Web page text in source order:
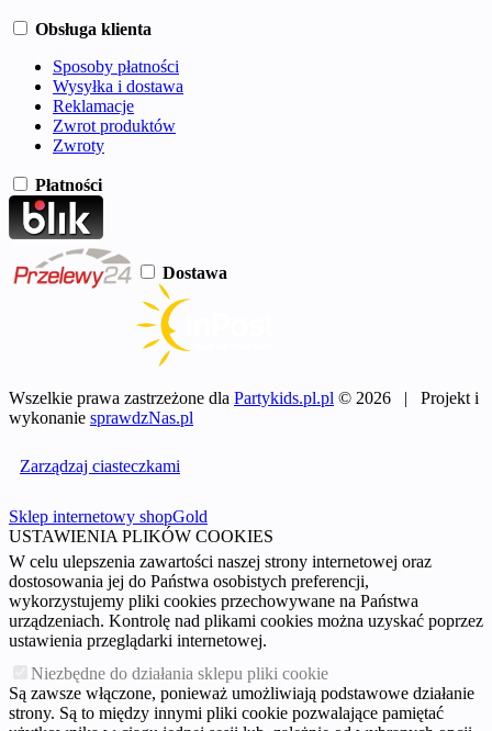
Obsługa klienta
Sposoby płatności
Wysyłka i dostawa
Reklamacje
Zwrot produktów
Zwroty
Płatności
Dostawa
Wszelkie prawa zastrzeżone dla Partykids.pl.pl © 2026 | Projekt i
wykonanie sprawdzNas.pl
Zarządzaj ciasteczkami
Sklep internetowy shopGold
USTAWIENIA PLIKÓW COOKIES
W celu ulepszenia zawartości naszej strony internetowej oraz
dostosowania jej do Państwa osobistych preferencji,
wykorzystujemy pliki cookies przechowywane na Państwa
urządzeniach. Kontrolę nad plikami cookies można uzyskać poprzez
ustawienia przeglądarki internetowej.
Niezbędne do działania sklepu pliki cookie
Są zawsze włączone, ponieważ umożliwiają podstawowe działanie
strony. Są to między innymi pliki cookie pozwalające pamiętać